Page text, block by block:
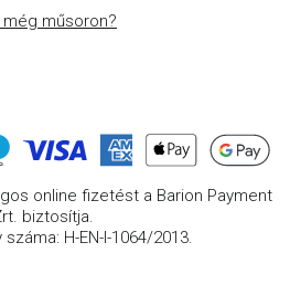
műsoron?
online fizetést a Barion Payment
biztosítja.
H-EN-I-1064/2013.